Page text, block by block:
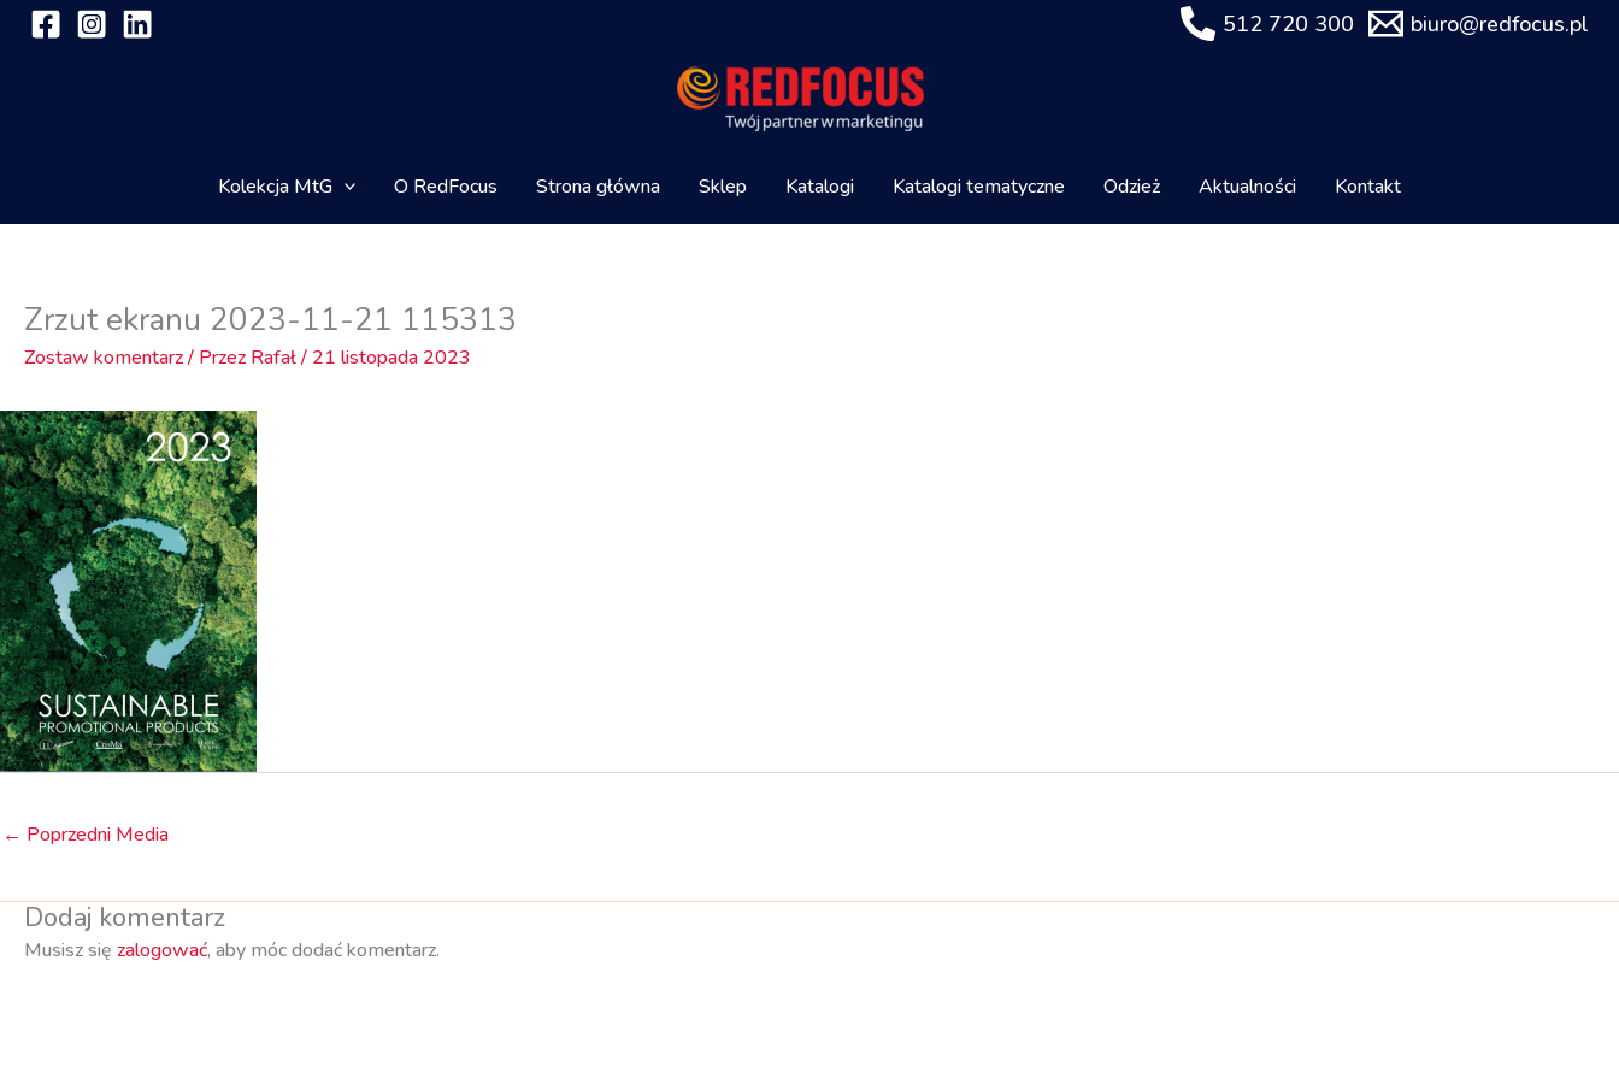
Przejdź
512 720 300 biuro@redfocus.pl
Kolekcja MtG O RedFocus Strona główna Sklep Katalogi Katalogi tematyczne Odzież Aktualności Kontakt
Zrzut ekranu 2023-11-21 115313
Zostaw komentarz/ Przez Rafał/ 21 listopada 2023
← Poprzedni Media
Dodaj komentarz
Musisz się zalogować, aby móc dodać komentarz.